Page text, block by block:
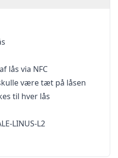
lås via NFC
være tæt på låsen
til hver lås
LINUS-L2